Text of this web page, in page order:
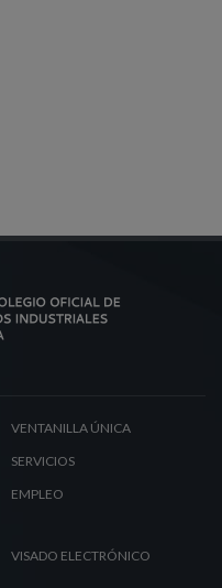
VENTANILLA ÚNICA
SERVICIOS
EMPLEO
VISADO ELECTRÓNICO